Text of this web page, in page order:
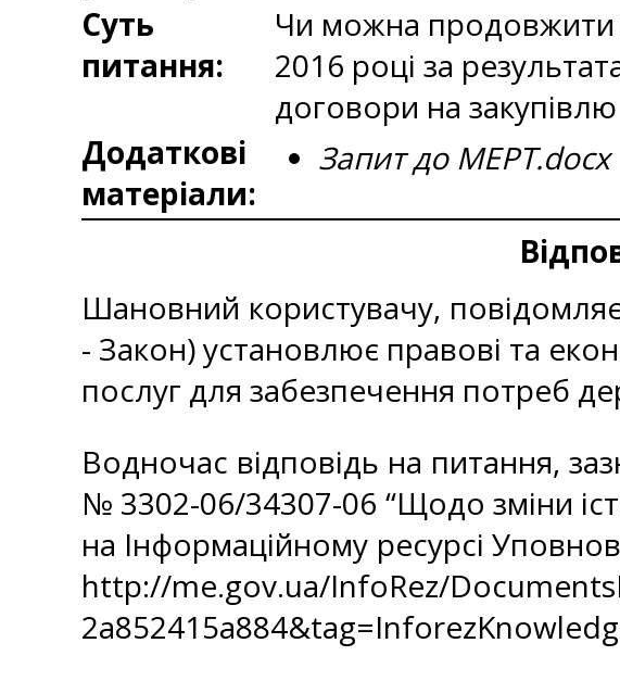
Суть
питання:
Чи можна продовжити
2016 році за
договори на
Додаткові
матеріали:
Запит до МЕРТ.docx
Шановний користувачу,
- Закон) установлює правові та
послуг для забезпечення потреб
Водночас відповідь на питання,
№ 3302-06/34307-06 “Щодо зміни
на Інформаційному ресурсі
http://me.gov.ua/InfoRez/